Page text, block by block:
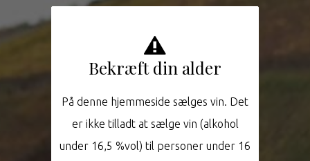
Bekræft din alder
På denne hjemmeside sælges vin. Det
er ikke tilladt at sælge vin (alkohol
under 16,5 %vol) til personer under 16